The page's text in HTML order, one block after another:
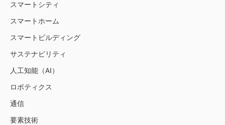
スマートシティ
スマートホーム
スマートビルディング
サステナビリティ
人工知能（AI）
ロボティクス
通信
要素技術